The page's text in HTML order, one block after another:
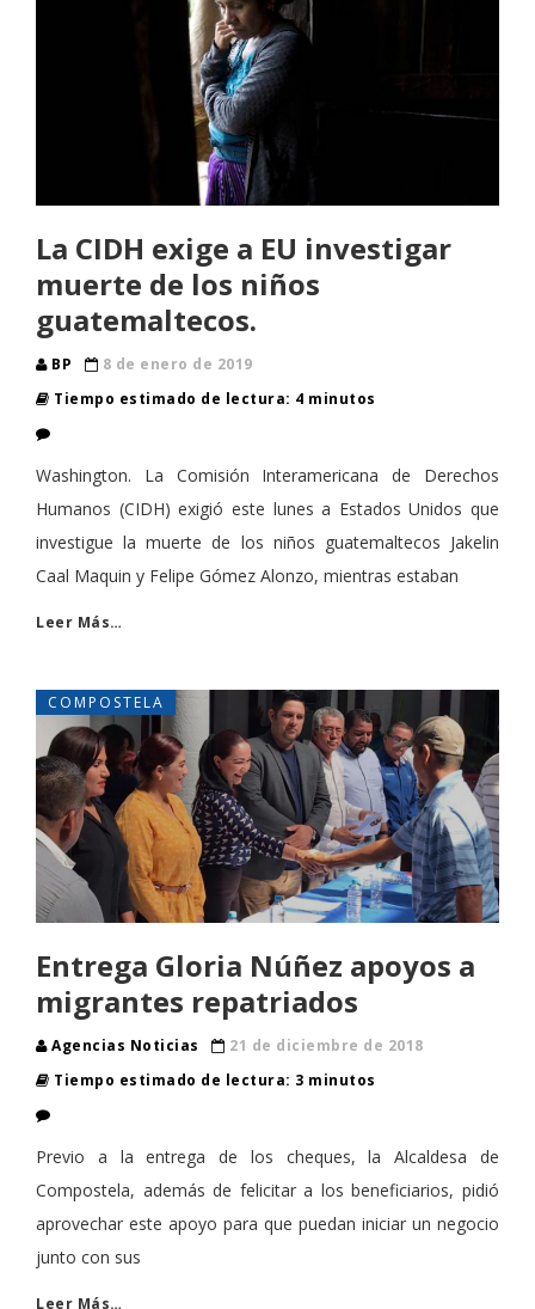
La CIDH exige a EU investigar
muerte de los niños
guatemaltecos.
BP
8 de enero de 2019
Tiempo estimado de lectura: 4 minutos
Washington. La Comisión Interamericana de Derechos
Humanos (CIDH) exigió este lunes a Estados Unidos que
investigue la muerte de los niños guatemaltecos Jakelin
Caal Maquin y Felipe Gómez Alonzo, mientras estaban
Leer Más…
COMPOSTELA
Entrega Gloria Núñez apoyos a
migrantes repatriados
Agencias Noticias
21 de diciembre de 2018
Tiempo estimado de lectura: 3 minutos
Previo a la entrega de los cheques, la Alcaldesa de
Compostela, además de felicitar a los beneficiarios, pidió
aprovechar este apoyo para que puedan iniciar un negocio
junto con sus
Leer Más…